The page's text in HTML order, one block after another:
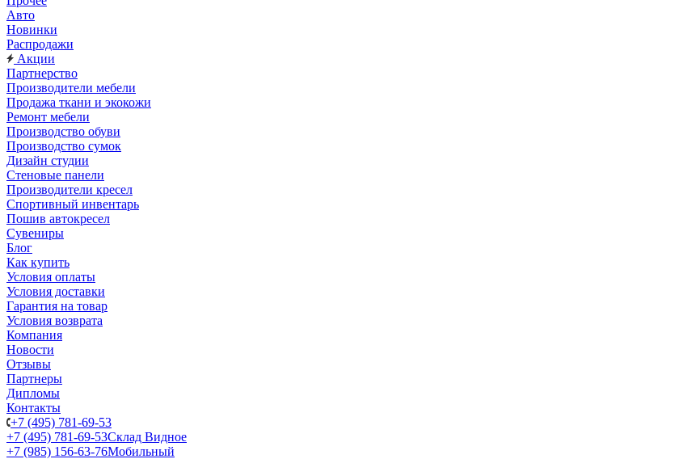
Авто
Новинки
Распродажи
Акции
Партнерство
Производители мебели
Продажа ткани и экокожи
Ремонт мебели
Производство обуви
Производство сумок
Дизайн студии
Стеновые панели
Производители кресел
Спортивный инвентарь
Пошив автокресел
Сувениры
Блог
Как купить
Условия оплаты
Условия доставки
Гарантия на товар
Условия возврата
Компания
Новости
Отзывы
Партнеры
Дипломы
Контакты
+7 (495) 781-69-53
+7 (495) 781-69-53Склад Видное
+7 (985) 156-63-76Мобильный